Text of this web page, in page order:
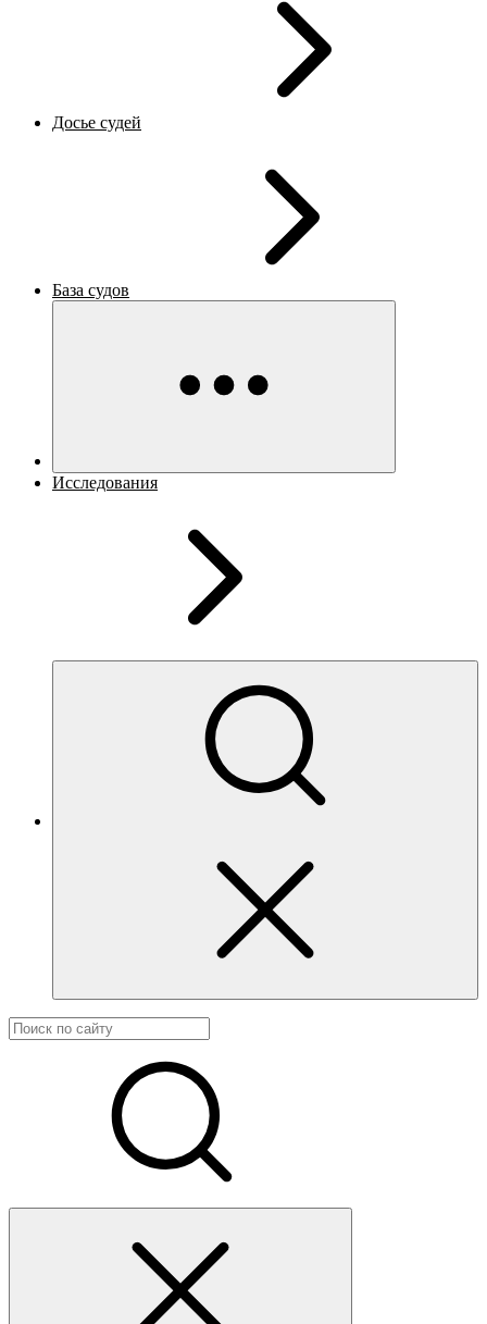
Досье судей
База судов
Исследования